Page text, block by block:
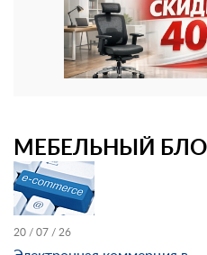
МЕБЕЛЬНЫЙ
20 / 07 / 26